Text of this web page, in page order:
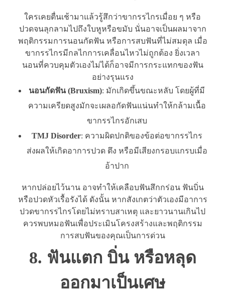
ใครเคยตื่นเช้ามาแล้วรู้สึกว่าขากรรไกรเมื่อย ๆ หรือ
ปวดจนลุกลามไปถึงใบหูหรือขมับ นั่นอาจเป็นผลมาจาก
พฤติกรรมการนอนกัดฟัน หรือการสบฟันที่ไม่สมดุล เมื่อ
ขากรรไกรมีกลไกการเคลื่อนไหวไม่ถูกต้อง ยิ่งเวลา
นอนที่ควบคุมตัวเองไม่ได้ก็อาจมีการกระแทกของฟัน
อย่างรุนแรง
นอนกัดฟัน (Bruxism): มักเกิดขึ้นขณะหลับ โดยผู้ที่มี
ความเครียดสูงมักจะเผลอกัดฟันแน่นทำให้กล้ามเนื้อ
ขากรรไกรอักเสบ
TMJ Disorder: ความผิดปกติของข้อต่อขากรรไกร
ส่งผลให้เกิดอาการปวด ตึง หรือมีเสียงกรอบแกรบเมื่อ
อ้าปาก
หากปล่อยไว้นาน อาจทำให้เคลือบฟันสึกกร่อน ฟันบิ่น
หรือปวดหัวเรื้อรังได้ ดังนั้น หากสังเกตว่าตัวเองมีอาการ
ปวดขากรรไกรโดยไม่ทราบสาเหตุ และยาวนานเกินไป
ควรพบหมอฟันเพื่อประเมินโครงสร้างและพฤติกรรม
การสบฟันของคุณเป็นการด่วน
8. ฟันแตก บิ่น หรือหลุด
ออกมาเป็นเศษ